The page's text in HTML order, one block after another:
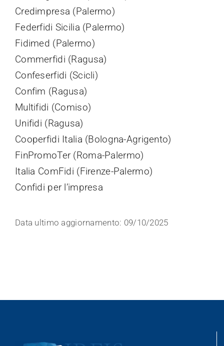
Credimpresa (Palermo)
Federfidi Sicilia (Palermo)
Fidimed (Palermo)
Commerfidi (Ragusa)
Confeserfidi (Scicli)
Confim (Ragusa)
Multifidi (Comiso)
Unifidi (Ragusa)
Cooperfidi Italia (Bologna-Agrigento)
FinPromoTer (Roma-Palermo)
Italia ComFidi (Firenze-Palermo)
Confidi per l’impresa
Data ultimo aggiornamento: 09/10/2025